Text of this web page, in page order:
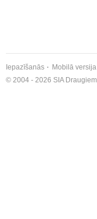
Iepazīšanās Mobilā versija
© 2004 - 2026 SIA Draugiem